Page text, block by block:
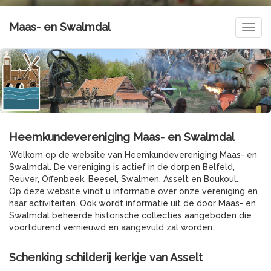
Maas- en Swalmdal
Heemkundevereniging Maas- en Swalmdal
Welkom op de website van Heemkundevereniging Maas- en
Swalmdal. De vereniging is actief in de dorpen Belfeld,
Reuver, Offenbeek, Beesel, Swalmen, Asselt en Boukoul.
Op deze website vindt u informatie over onze vereniging en
haar activiteiten. Ook wordt informatie uit de door Maas- en
Swalmdal beheerde historische collecties aangeboden die
voortdurend vernieuwd en aangevuld zal worden.
Schenking schilderij kerkje van Asselt